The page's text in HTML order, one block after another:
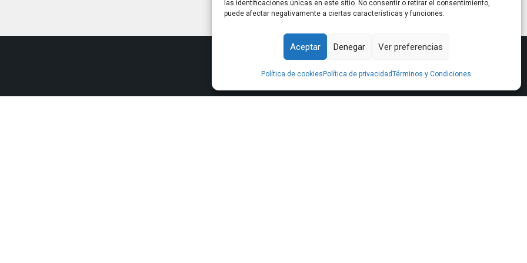
las identificaciones únicas en este sitio. No consentir o retirar el consentimiento,
puede afectar negativamente a ciertas características y funciones.
Aceptar Denegar Ver preferencias
Política de cookies Política de privacidadTérminos y Condiciones